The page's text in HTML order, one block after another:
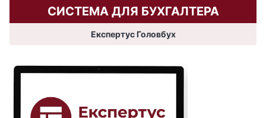
СИСТЕМА ДЛЯ БУХГАЛТЕРА
Експертус Головбух